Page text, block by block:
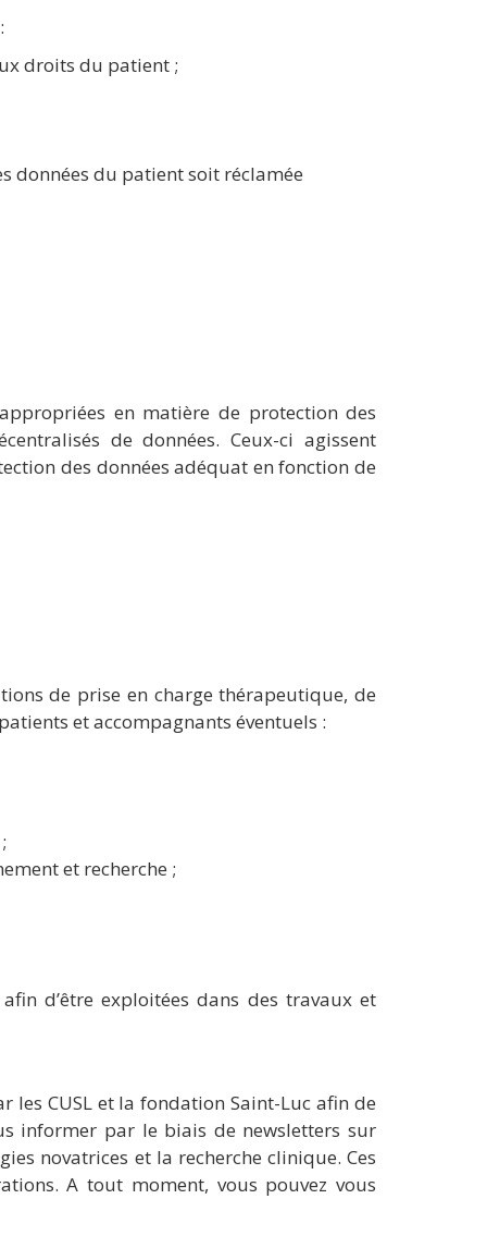
droits du patient ;
données du patient soit réclamée
en matière de protection des
de données. Ceux-ci agissent
des données adéquat en fonction de
de prise en charge thérapeutique, de
et accompagnants éventuels :
et recherche ;
d’être exploitées dans des travaux et
les CUSL et la fondation Saint-Luc afin de
informer par le biais de newsletters sur
novatrices et la recherche clinique. Ces
A tout moment, vous pouvez vous